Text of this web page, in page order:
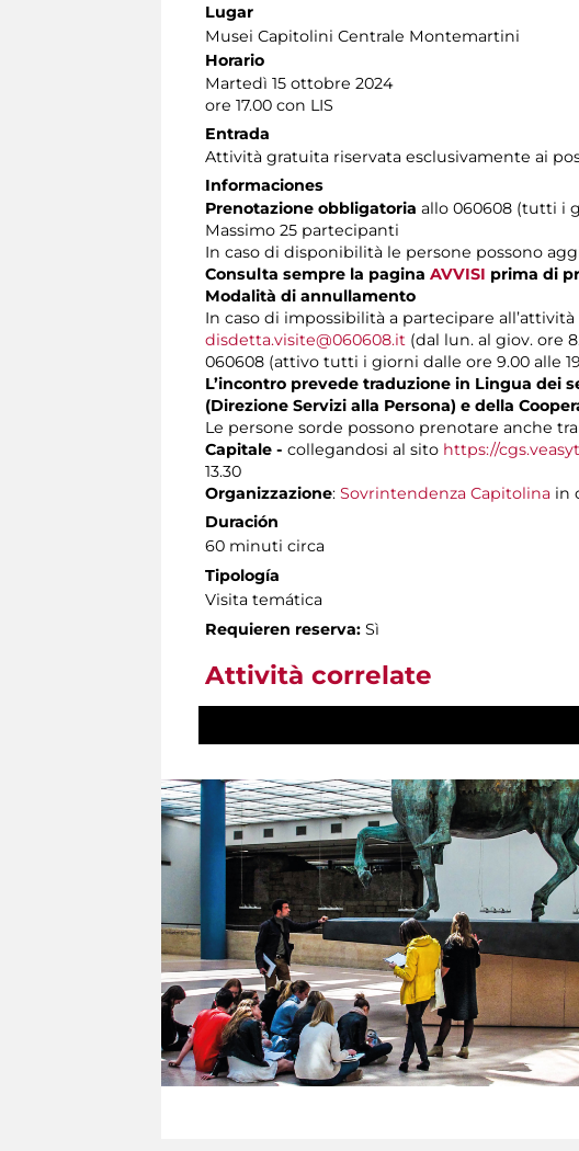
Lugar
Musei Capitolini Centrale Montemartini
Horario
Martedì 15 ottobre 2024
ore 17.00 con LIS
Entrada
Attività gratuita riservata esclusivamente ai
Informaciones
Prenotazione obbligatoria allo 060608 (tutti i
Massimo 25 partecipanti
In caso di disponibilità le persone possono
Consulta sempre la pagina AVVISI prima di
Modalità di annullamento
In caso di impossibilità a partecipare
disdetta.visite@060608.it (dal lun. al giov. ore
060608 (attivo tutti i giorni dalle ore 9.00 alle
L’incontro prevede traduzione in Lingua dei
(Direzione Servizi alla Persona) e della
Le persone sorde possono prenotare anche
Capitale - collegandosi al sito https://
13.30
Organizzazione: Sovrintendenza Capitolina in
Duración
60 minuti circa
Tipología
Visita temática
Requieren reserva: Sì
Attività correlate